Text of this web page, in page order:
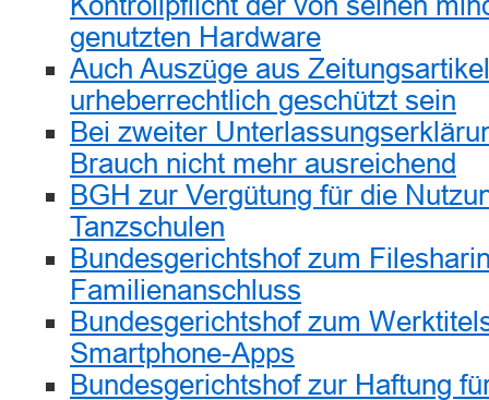
genutzten Hardware
Auch Auszüge aus
urheberrechtlich geschützt sein
Bei zweiter
Brauch nicht mehr ausreichend
BGH zur Vergütung für die
Tanzschulen
Bundesgerichtshof zum
Familienanschluss
Bundesgerichtshof zum
Smartphone-Apps
Bundesgerichtshof zur Haftung